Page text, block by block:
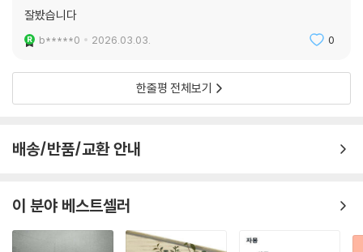
잘봤습니다
b*****0 2026.03.03. 0
한줄평 전체보기
배송/반품/교환 안내
이 분야 베스트셀러